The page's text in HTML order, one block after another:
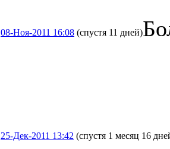
08-Ноя-2011 16:08 (спустя 11 дней)
25-Дек-2011 13:42 (спустя 1 месяц 16